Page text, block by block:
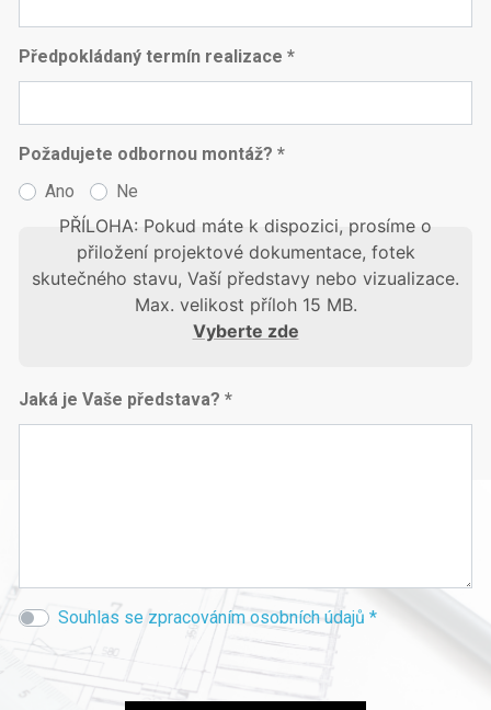
Předpokládaný termín realizace *
Požadujete odbornou montáž? *
Ano
Ne
PŘÍLOHA: Pokud máte k dispozici, prosíme o
přiložení projektové dokumentace, fotek
skutečného stavu, Vaší představy nebo vizualizace.
Max. velikost příloh 15 MB.
Vyberte zde
Jaká je Vaše představa? *
Souhlas se zpracováním osobních údajů *